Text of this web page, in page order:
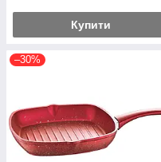
Купити
–30%